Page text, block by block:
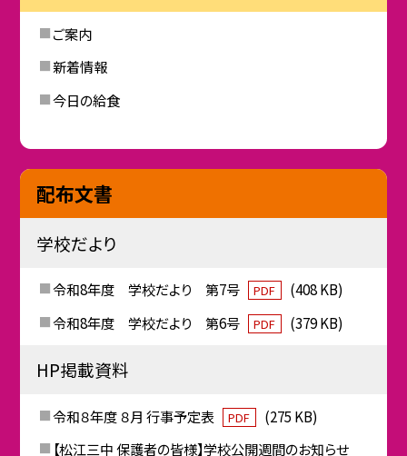
ご案内
新着情報
今日の給食
配布文書
学校だより
令和8年度 学校だより 第7号 PDF
(408 KB)
令和8年度 学校だより 第6号
PDF (379 KB)
HP掲載資料
令和８年度 ８月 行事予定表 PDF
(275 KB)
【松江三中 保護者の皆様】学校公開週間のお知らせ